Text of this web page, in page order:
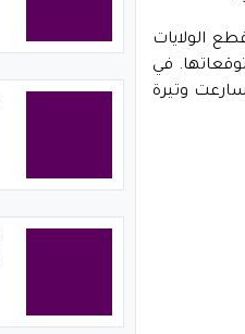
في قطع الولايات
في
تسارعت وتيرة